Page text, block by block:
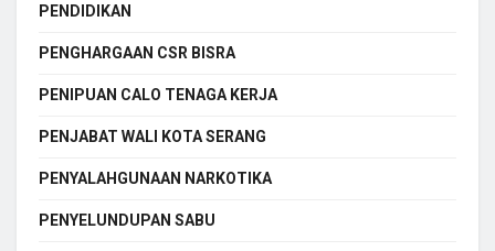
PENDIDIKAN
PENGHARGAAN CSR BISRA
PENIPUAN CALO TENAGA KERJA
PENJABAT WALI KOTA SERANG
PENYALAHGUNAAN NARKOTIKA
PENYELUNDUPAN SABU